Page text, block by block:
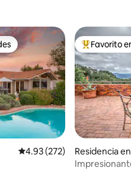
entre huéspedes
Calificación promedio: 4.93
4.93 (272)
De los
Favorito
Residencia